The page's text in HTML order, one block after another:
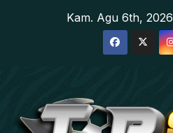
Kam. Agu 6th, 2026